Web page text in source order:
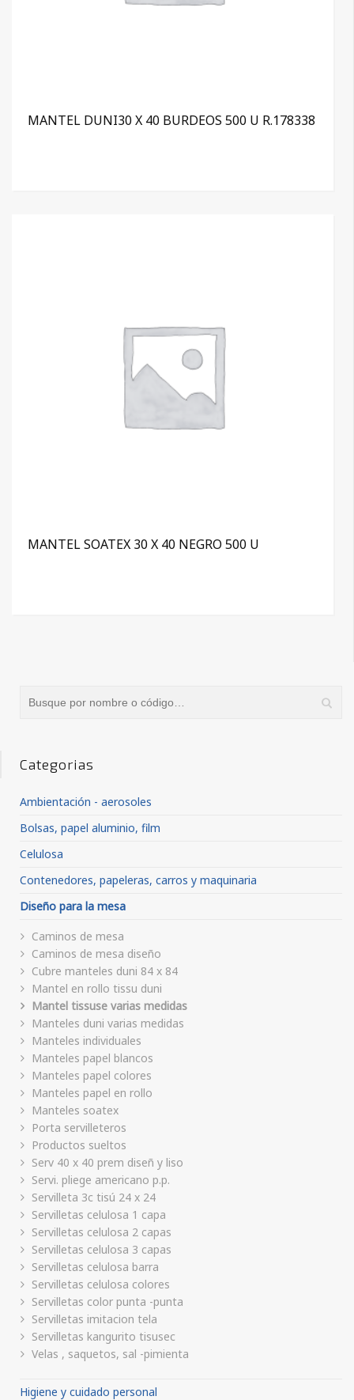
MANTEL DUNI30 X 40 BURDEOS 500 U R.178338
MANTEL SOATEX 30 X 40 NEGRO 500 U
Categorias
Ambientación - aerosoles
Bolsas, papel aluminio, film
Celulosa
Contenedores, papeleras, carros y maquinaria
Diseño para la mesa
Caminos de mesa
Caminos de mesa diseño
Cubre manteles duni 84 x 84
Mantel en rollo tissu duni
Mantel tissuse varias medidas
Manteles duni varias medidas
Manteles individuales
Manteles papel blancos
Manteles papel colores
Manteles papel en rollo
Manteles soatex
Porta servilleteros
Productos sueltos
Serv 40 x 40 prem diseñ y liso
Servi. pliege americano p.p.
Servilleta 3c tisú 24 x 24
Servilletas celulosa 1 capa
Servilletas celulosa 2 capas
Servilletas celulosa 3 capas
Servilletas celulosa barra
Servilletas celulosa colores
Servilletas color punta -punta
Servilletas imitacion tela
Servilletas kangurito tisusec
Velas , saquetos, sal -pimienta
Higiene y cuidado personal